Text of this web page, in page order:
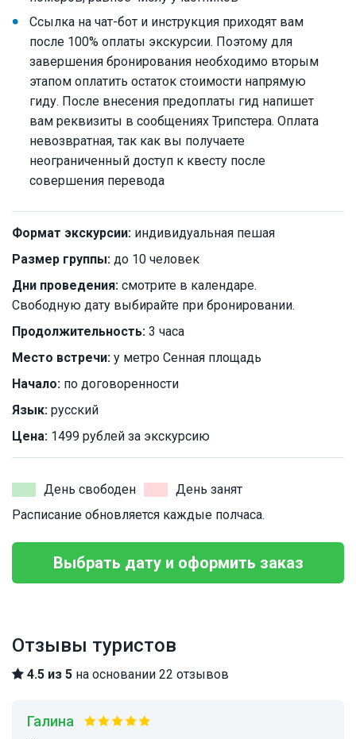
Ссылка на чат-бот и инструкция приходят вам
после 100% оплаты экскурсии. Поэтому для
завершения бронирования необходимо вторым
этапом оплатить остаток стоимости напрямую
гиду. После внесения предоплаты гид напишет
вам реквизиты в сообщениях Трипстера. Оплата
невозвратная, так как вы получаете
неограниченный доступ к квесту после
совершения перевода
Формат экскурсии: индивидуальная пешая
Размер группы: до 10 человек
Дни проведения: смотрите в календаре.
Свободную дату выбирайте при бронировании.
Продолжительность: 3 часа
Место встречи: у метро Сенная площадь
Начало: по договоренности
Язык: русский
Цена: 1499 рублей за экскурсию
День свободен
День занят
Расписание обновляется каждые полчаса.
Выбрать дату и оформить заказ
Отзывы туристов
4.5 из 5 на основании 22 отзывов
Галина